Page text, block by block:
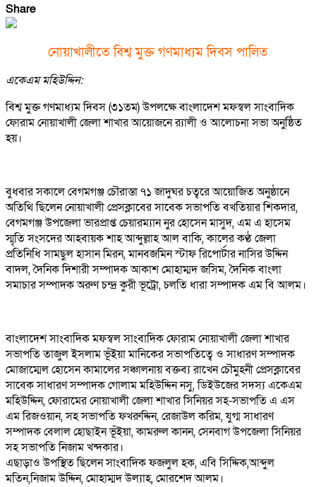
Share
নোয়াখালীতে বিশ্ব মুক্ত গণমাধ্যম দিবস পালিত
একেএম মহিউদ্দিন:
বিশ্ব মুক্ত গণমাধ্যম দিবস (৩১তম) উপলক্ষে বাংলাদেশ মফস্বল সাংবাদিক
ফোরাম নোয়াখালী জেলা শাখার আয়োজনে র‍্যালী ও আলোচনা সভা অনুষ্ঠিত
হয়।
বুধবার সকালে বেগমগঞ্জ চৌরাস্তা ৭১ জাদুঘর চত্বরে আয়োজিত অনুষ্ঠানে
অতিথি ছিলেন নোয়াখালী প্রেসক্লাবের সাবেক সভাপতি বখতিয়ার শিকদার,
বেগমগঞ্জ উপজেলা ভারপ্রাপ্ত চেয়ারম্যান নুর হোসেন মাসুদ, এম এ হাসেম
স্মৃতি সংসদের আহবায়ক শাহ আব্দুল্লাহ আল বাকি, কালের কণ্ঠ জেলা
প্রতিনিধি সামছুল হাসান মিরন, মানবজমিন স্টাফ রিপোর্টার নাসির উদ্দিন
বাদল, দৈনিক দিশারী সম্পাদক আকাশ মোহাম্মদ জসিম, দৈনিক বাংলা
সমাচার সম্পাদক অরুণ চন্দ্র কুরী ভূট্রো, চলতি ধারা সম্পাদক এম বি আলম।
বাংলাদেশ সাংবাদিক মফস্বল সাংবাদিক ফোরাম নোয়াখালী জেলা শাখার
সভাপতি তাজুল ইসলাম ভূঁইয়া মানিকের সভাপতিত্বে ও সাধারণ সম্পাদক
মোজাম্মেল হোসেন কামালের সঞ্চালনায় বক্তব্য রাখেন চৌমুহনী প্রেসক্লাবের
সাবেক সাধারণ সম্পাদক গোলাম মহিউদ্দিন নসু, ডিইউজের সদস্য একেএম
মহিউদ্দিন, ফোরামের নোয়াখালী জেলা শাখার সিনিয়র সহ-সভাপতি এ এস
এম রিজওয়ান, সহ সভাপতি ফখরুদ্দিন, রেজাউল করিম, যুগ্ম সাধারণ
সম্পাদক বেলাল হোছাইন ভূঁইয়া, কামরুল কানন, সেনবাগ উপজেলা সিনিয়র
সহ সভাপতি নিজাম খন্দকার।
এছাড়াও উপস্থিত ছিলেন সাংবাদিক ফজলুল হক, এবি সিদ্দিক,আব্দুল
মতিন,নিজাম উদ্দিন, মোহাম্মদ উল্যাহ, মোরশেদ আলম।